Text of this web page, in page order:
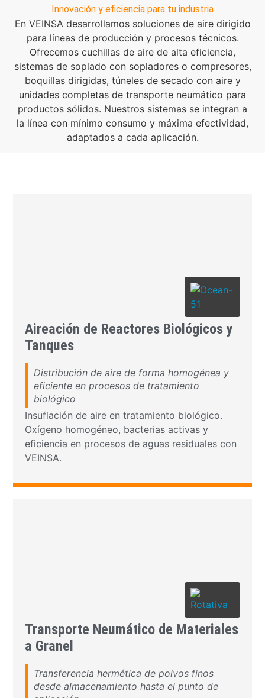
Innovación y eficiencia para tu industria
En VEINSA desarrollamos soluciones de aire dirigido
para líneas de producción y procesos técnicos.
Ofrecemos cuchillas de aire de alta eficiencia,
sistemas de soplado con sopladores o compresores,
boquillas dirigidas, túneles de secado con aire y
unidades completas de transporte neumático para
productos sólidos. Nuestros sistemas se integran a
la línea con mínimo consumo y máxima efectividad,
adaptados a cada aplicación.
Aireación de Reactores Biológicos y
Tanques
Distribución de aire de forma homogénea y
eficiente en procesos de tratamiento
biológico
Insuflación de aire en tratamiento biológico.
Oxígeno homogéneo, bacterias activas y
eficiencia en procesos de aguas residuales con
VEINSA.
Transporte Neumático de Materiales
a Granel
Transferencia hermética de polvos finos
desde almacenamiento hasta el punto de